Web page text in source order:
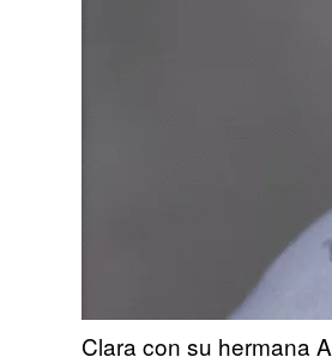
Clara con su hermana